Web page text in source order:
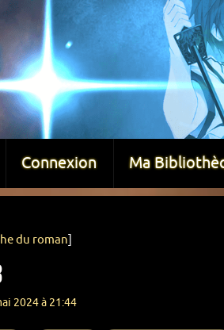
Connexion Ma
du roman]
2024 à 21:44